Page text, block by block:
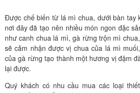
Được chế biến từ lá mì chua, dưới bàn tay
nơi đây đã tạo nên nhiều món ngon đặc
như canh chua lá mì, gà rừng trộn mì
sẽ cảm nhận được vị chua của lá mì
của gà rừng tạo thành một hương vị đậm
lại được.
Quý khách có nhu cầu mua các loại